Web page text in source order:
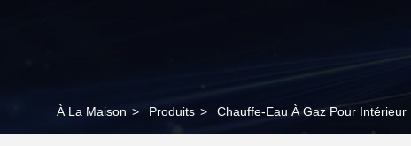
À La Maison > Produits > Chauffe-Eau À Gaz Pour Intérieur